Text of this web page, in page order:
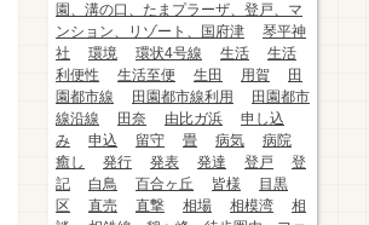
園、溝の口、たまプラーザ、登戸、マ
ンション、リゾート、国府津
琴平神
社
環境 環状4号線 生活
生活
利便性
生活至便 生田 用賀
田
園都市線
田園都市線利用
田園都市
線沿線
田奈 由比ガ浜
申し込
み
申込 留守 畳 病気
病院
癒し
発行 発表 発達 登戸
登
記
白鳥 百合ヶ丘 皆様
目黒
区
直売 直撃 相場 相模湾
相